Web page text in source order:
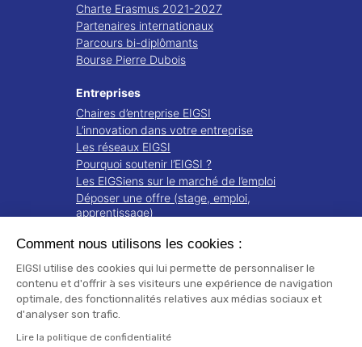
Charte Erasmus 2021-2027
Partenaires internationaux
Parcours bi-diplômants
Bourse Pierre Dubois
Entreprises
Chaires d’entreprise EIGSI
L’innovation dans votre entreprise
Les réseaux EIGSI
Pourquoi soutenir l’EIGSI ?
Les EIGSiens sur le marché de l’emploi
Déposer une offre (stage, emploi,
apprentissage)
Recherche
Projets de recherche
Notre écosystème
Publications
Mentions légales
Comment nous utilisons les cookies :
EIGSI utilise des cookies qui lui permette de personnaliser le
contenu et d'offrir à ses visiteurs une expérience de navigation
optimale, des fonctionnalités relatives aux médias sociaux et
d'analyser son trafic.
Lire la politique de confidentialité